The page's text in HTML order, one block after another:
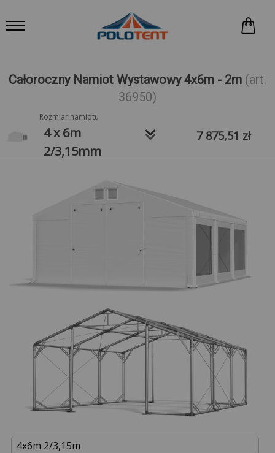
Całoroczny Namiot Wystawowy 4x6m - 2m (art.
36950)
Rozmiar namiotu
4 x 6m
2/3,15mm
keyboard_arrow_down 7 875,51 zł
4x6m 2/3,15m